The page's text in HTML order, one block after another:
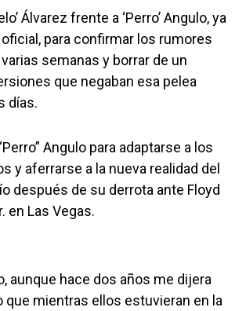
Álvarez frente a ‘Perro’ Angulo, ya
para confirmar los rumores
semanas y borrar de un
que negaban esa pelea
días.
Angulo para adaptarse a los
y aferrarse a la nueva realidad del
después de su derrota ante Floyd
en Las Vegas.
aunque hace dos años me dijera
que mientras ellos estuvieran en la